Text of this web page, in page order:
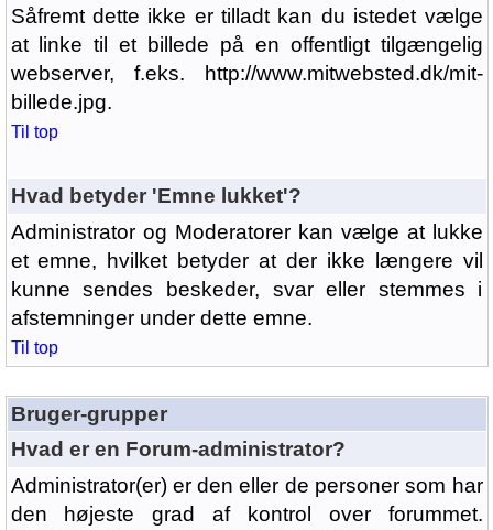
Såfremt dette ikke er tilladt kan du istedet vælge
at linke til et billede på en offentligt tilgængelig
webserver, f.eks. http://www.mitwebsted.dk/mit-
billede.jpg.
Til top
Hvad betyder 'Emne lukket'?
Administrator og Moderatorer kan vælge at lukke
et emne, hvilket betyder at der ikke længere vil
kunne sendes beskeder, svar eller stemmes i
afstemninger under dette emne.
Til top
Bruger-grupper
Hvad er en Forum-administrator?
Administrator(er) er den eller de personer som har
den højeste grad af kontrol over forummet.